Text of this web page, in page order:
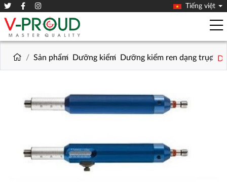
Tiếng việt
Sản phẩm Dưỡng kiểm Dưỡng kiểm ren dạng trục